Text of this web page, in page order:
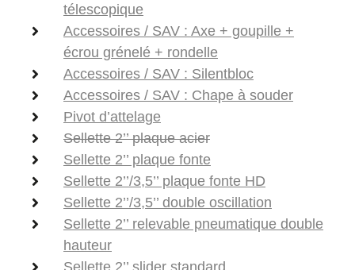
télescopique
Accessoires / SAV : Axe + goupille +
écrou grénelé + rondelle
Accessoires / SAV : Silentbloc
Accessoires / SAV : Chape à souder
Pivot d’attelage
Sellette 2’’ plaque acier
Sellette 2’’ plaque fonte
Sellette 2’’/3,5’’ plaque fonte HD
Sellette 2’’/3,5’’ double oscillation
Sellette 2’’ relevable pneumatique double
hauteur
Sellette 2’’ slider standard